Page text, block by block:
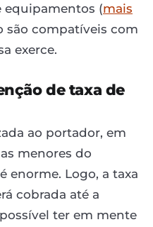
equipamentos (mais
são compatíveis com
exerce.
de taxa de
ao portador, em
menores do
enorme. Logo, a taxa
cobrada até a
ter em mente